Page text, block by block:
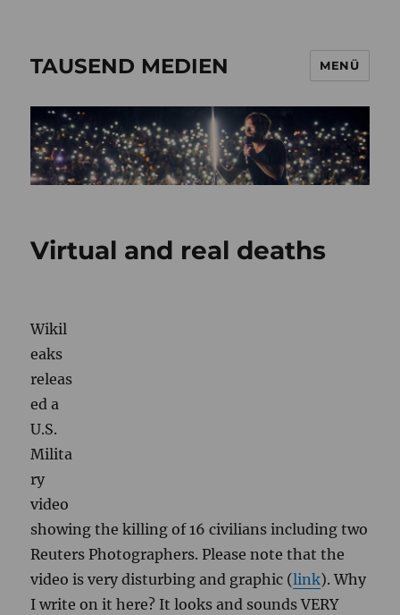
TAUSEND MEDIEN MENÜ
Virtual and real deaths
Wikil
eaks
releas
ed a
U.S.
Milita
ry
video
showing the killing of 16 civilians including two
Reuters Photographers. Please note that the
video is very disturbing and graphic (link). Why
I write on it here? It looks and sounds VERY